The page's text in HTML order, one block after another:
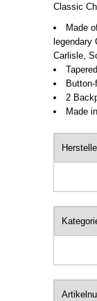
Classic
Made
legendary
Carlisle,
Button-
2
Made